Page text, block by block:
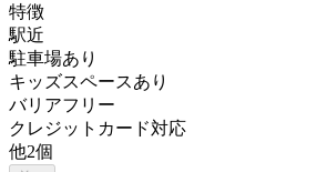
特徴
駅近
駐車場あり
キッズスペースあり
バリアフリー
クレジットカード対応
他2個